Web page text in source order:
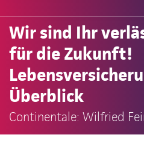
Wir sind Ihr
für die Zukunft!
Überblick
Continentale: Wilfried